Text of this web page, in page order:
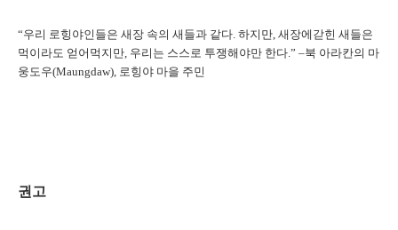
“우리 로힝야인들은 새장 속의 새들과 같다. 하지만, 새장에갇힌 새들은
먹이라도 얻어먹지만, 우리는 스스로 투쟁해야만 한다.” –북 아라칸의 마
웅도우(Maungdaw), 로힝야 마을 주민
권고